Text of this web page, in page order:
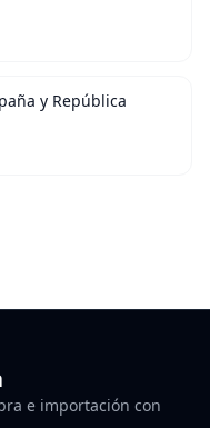
y República
e importación con